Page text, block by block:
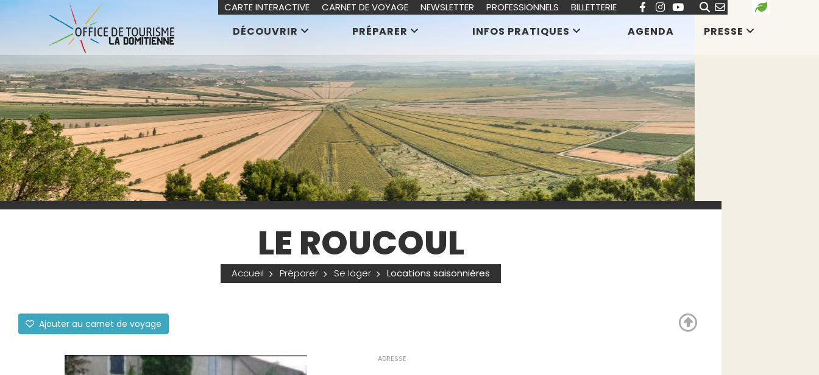
LE ROUCOUL
Accueil Préparer Se loger Locations saisonnières
Ajouter au carnet de voyage
ADRESSE
DÉCOUVRIR PRÉPARER INFOS PRATIQUES AGENDA PRESSE
CARTE INTERACTIVE CARNET DE VOYAGE NEWSLETTER PROFESSIONNELS BILLETTERIE